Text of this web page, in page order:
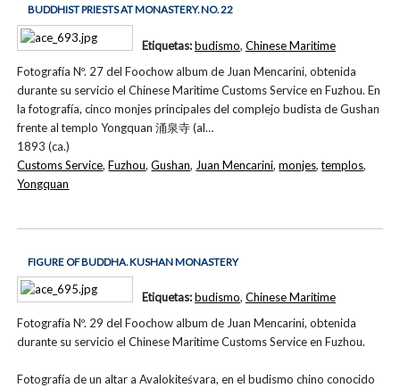
BUDDHIST PRIESTS AT MONASTERY. NO. 22
Fotografía Nº. 27 del Foochow album de Juan Mencarini, obtenida
durante su servicio el Chinese Maritime Customs Service en Fuzhou. En
la fotografía, cinco monjes principales del complejo budista de Gushan
frente al templo Yongquan 涌泉寺 (al…
1893 (ca.)
Etiquetas:budismo, Chinese Maritime
Customs Service,Fuzhou,Gushan, Juan Mencarini,monjes,templos,
Yongquan
FIGURE OF BUDDHA. KUSHAN MONASTERY
Fotografía Nº. 29 del Foochow album de Juan Mencarini, obtenida
durante su servicio el Chinese Maritime Customs Service en Fuzhou.
Fotografía de un altar a Avalokiteśvara, en el budismo chino conocido
Etiquetas:budismo, Chinese Maritime